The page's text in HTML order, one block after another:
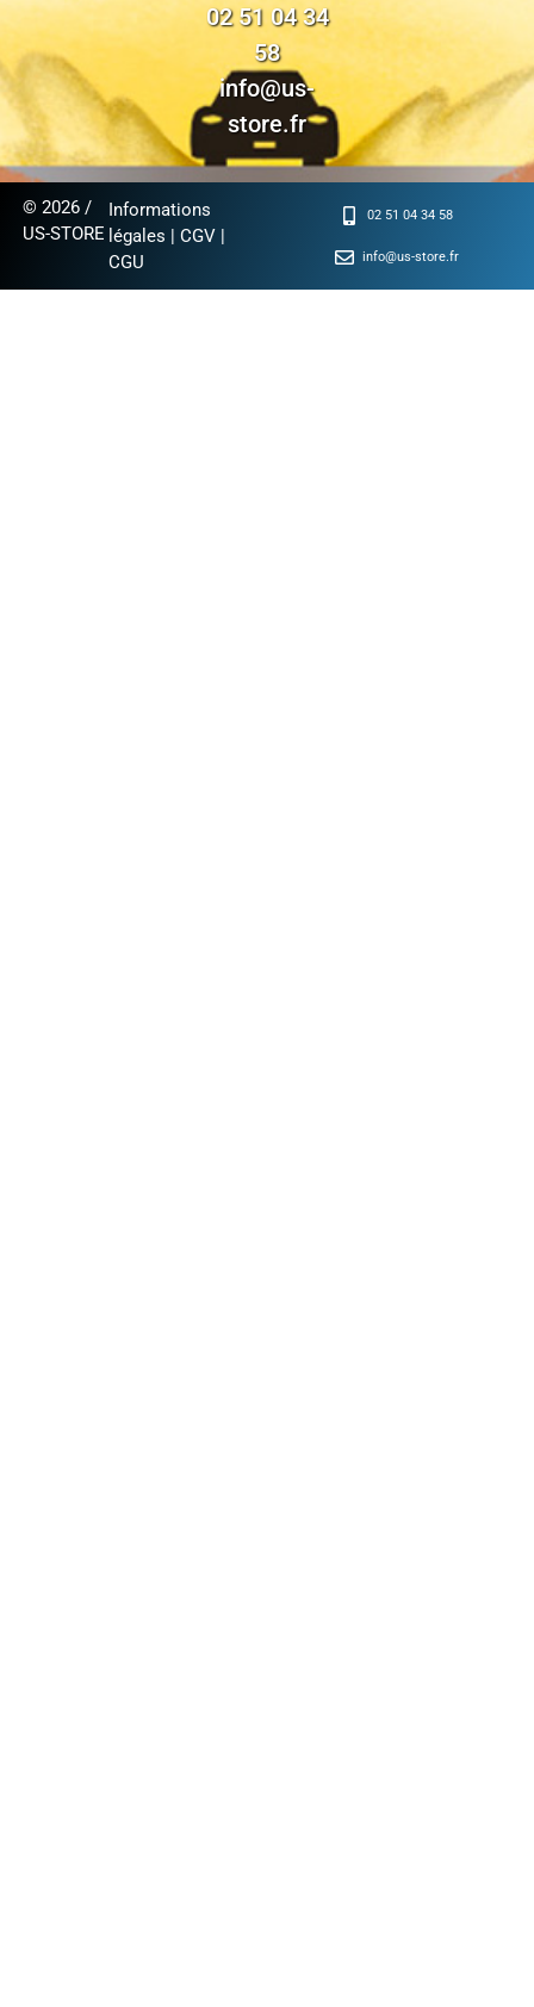
02 51 04 34
58
info@us-
store.fr
© 2026 /
US-STORE
Informations
légales |CGV |
CGU
02 51 04 34 58
info@us-store.fr